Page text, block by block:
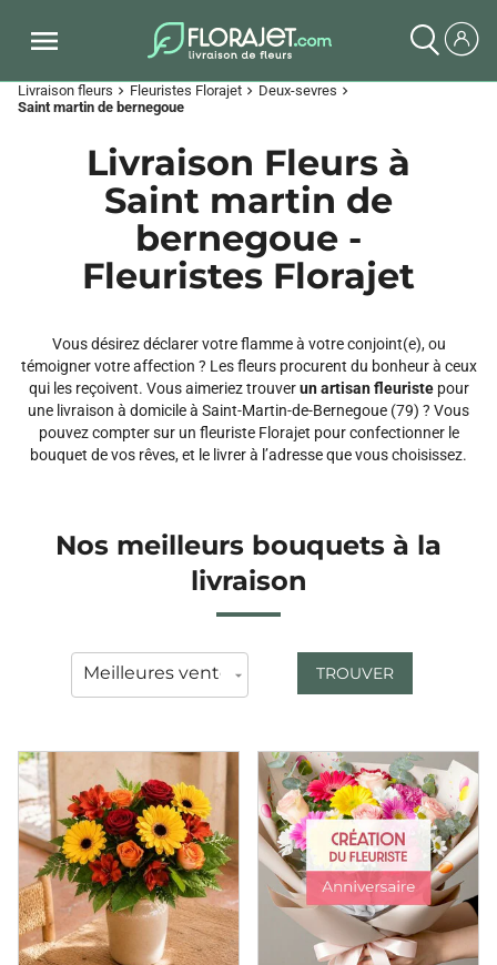
Livraison fleurs chevron_right Fleuristes Florajet chevron_right Deux-sevres chevron_right
Saint martin de bernegoue
Livraison Fleurs à
Saint martin de
bernegoue -
Fleuristes Florajet
Vous désirez déclarer votre flamme à votre conjoint(e), ou
témoigner votre affection ? Les fleurs procurent du bonheur à ceux
qui les reçoivent. Vous aimeriez trouverun artisan fleuristepour
une livraison à domicile à Saint-Martin-de-Bernegoue (79) ? Vous
pouvez compter sur un fleuriste Florajet pour confectionner le
bouquet de vos rêves, et le livrer à l’adresse que vous choisissez.
Nos meilleurs bouquets à la
livraison
TROUVER